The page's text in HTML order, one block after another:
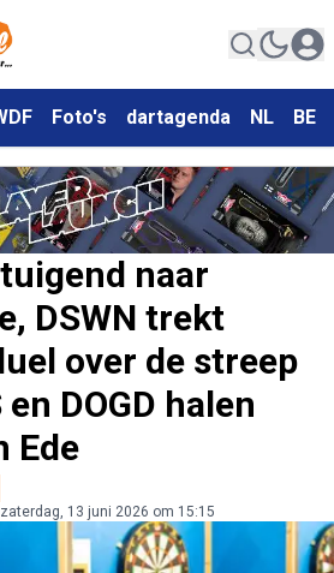
Foto's dartagenda NL BE
naar
DSWN trekt
over de streep
DOGD halen
Ede
zaterdag, 13 juni 2026 om 15:15